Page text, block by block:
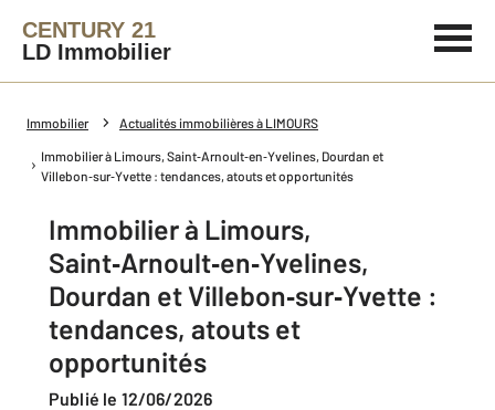
CENTURY 21
LD Immobilier
Immobilier Actualités immobilières à LIMOURS
Immobilier à Limours, Saint‑Arnoult‑en‑Yvelines, Dourdan et
Villebon‑sur‑Yvette : tendances, atouts et opportunités
Immobilier à Limours,
Saint‑Arnoult‑en‑Yvelines,
Dourdan et Villebon‑sur‑Yvette :
tendances, atouts et
opportunités
Publié le 12/06/2026